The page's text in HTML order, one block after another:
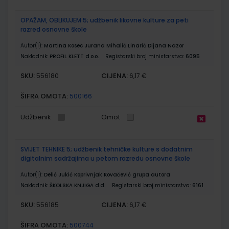
OPAŽAM, OBLIKUJEM 5; udžbenik likovne kulture za peti
razred osnovne škole
Autor(i): Martina Kosec Jurana Mihalić Linarić Dijana Nazor
Nakladnik: PROFIL KLETT d.o.o. Registarski broj ministarstva: 6095
SKU: 556180 CIJENA: 6,17 €
ŠIFRA OMOTA: 500166
Udžbenik Omot
SVIJET TEHNIKE 5; udžbenik tehničke kulture s dodatnim
digitalnim sadržajima u petom razredu osnovne škole
Autor(i): Delić Jukić Koprivnjak Kovačević grupa autora
Nakladnik: ŠKOLSKA KNJIGA d.d. Registarski broj ministarstva: 6161
SKU: 556185 CIJENA: 6,17 €
ŠIFRA OMOTA: 500744